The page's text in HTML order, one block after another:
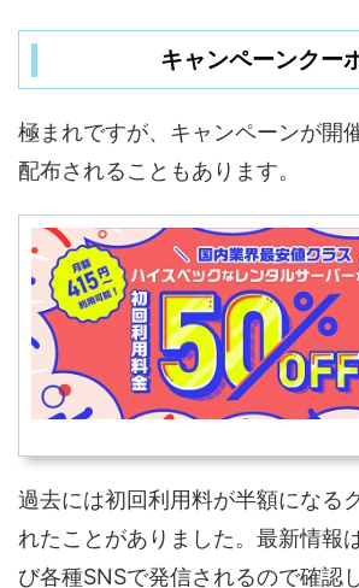
キャンペーンクー
極まれですが、キャンペーンが開
配布されることもあります。
過去には初回利用料が半額になる
れたことがありました。最新情報
び各種SNSで発信されるので確認